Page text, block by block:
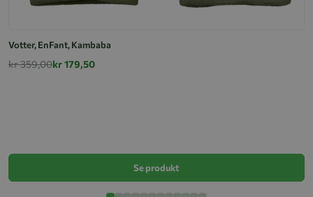
Votter, EnFant, Kambaba
kr 359,00kr 179,50
Se produkt